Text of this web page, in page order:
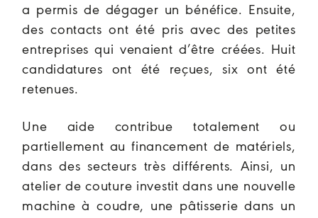
a permis de dégager un bénéfice. Ensuite,
des contacts ont été pris avec des petites
entreprises qui venaient d’être créées. Huit
candidatures ont été reçues, six ont été
retenues.
Une aide contribue totalement ou
partiellement au financement de matériels,
dans des secteurs très différents. Ainsi, un
atelier de couture investit dans une nouvelle
machine à coudre, une pâtisserie dans un